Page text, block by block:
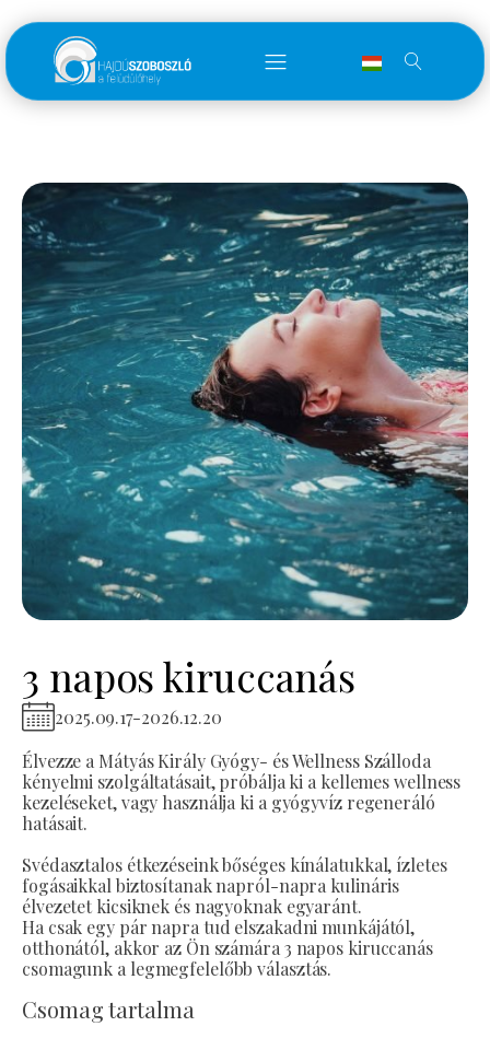
3 napos kiruccanás
2025.09.17-2026.12.20
Élvezze a Mátyás Király Gyógy- és Wellness Szálloda
kényelmi szolgáltatásait, próbálja ki a kellemes wellness
kezeléseket, vagy használja ki a gyógyvíz regeneráló
hatásait.
Svédasztalos étkezéseink bőséges kínálatukkal, ízletes
fogásaikkal biztosítanak napról-napra kulináris
élvezetet kicsiknek és nagyoknak egyaránt.
Ha csak egy pár napra tud elszakadni munkájától,
otthonától, akkor az Ön számára 3 napos kiruccanás
csomagunk a legmegfelelőbb választás.
Csomag tartalma